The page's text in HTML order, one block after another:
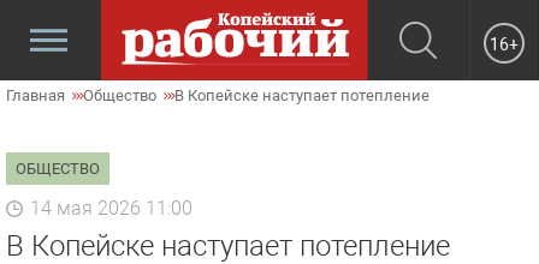
16+
Главная Общество В Копейске наступает потепление
ОБЩЕСТВО
14 мая 2026 11:00
В Копейске наступает потепление